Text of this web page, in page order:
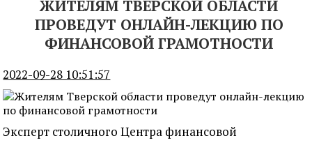
ЖИТЕЛЯМ ТВЕРСКОЙ ОБЛАСТИ
ПРОВЕДУТ ОНЛАЙН-ЛЕКЦИЮ ПО
ФИНАНСОВОЙ ГРАМОТНОСТИ
2022-09-28 10:51:57
Эксперт столичного Центра финансовой